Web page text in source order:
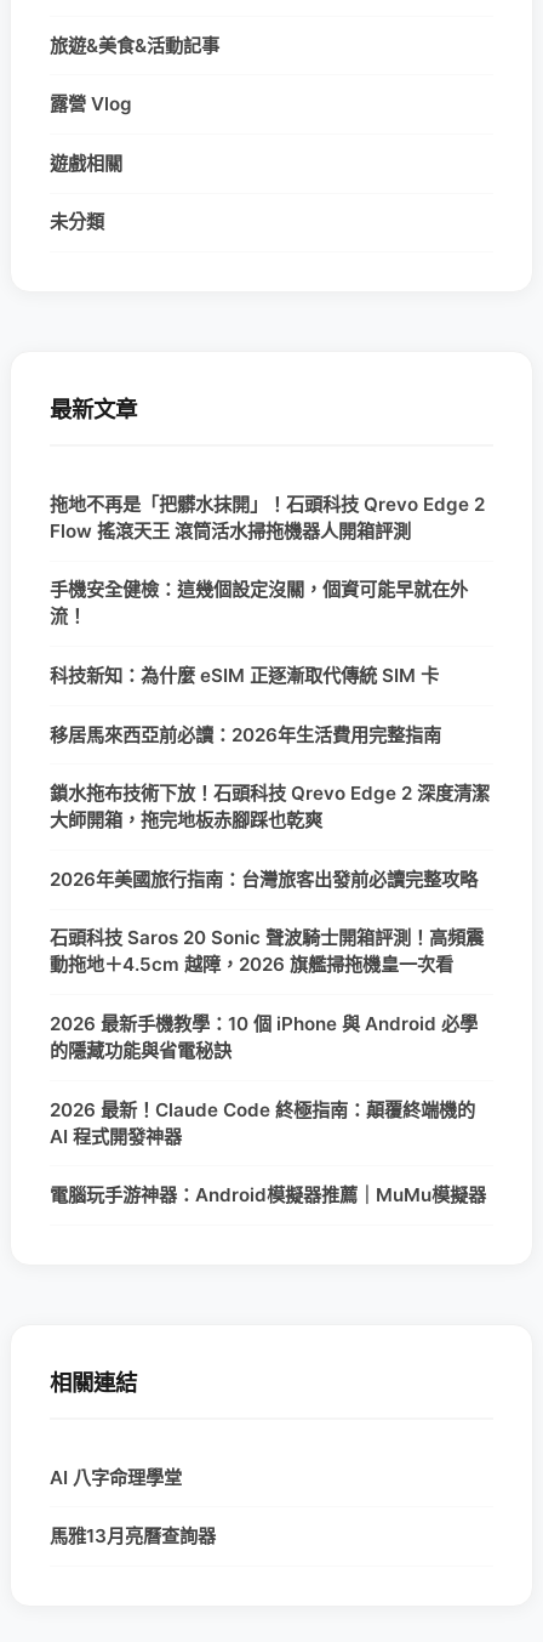
旅遊&美食&活動記事
露營 Vlog
遊戲相關
未分類
最新文章
拖地不再是「把髒水抹開」！石頭科技 Qrevo Edge 2
Flow 搖滾天王 滾筒活水掃拖機器人開箱評測
手機安全健檢：這幾個設定沒關，個資可能早就在外
流！
科技新知：為什麼 eSIM 正逐漸取代傳統 SIM 卡
移居馬來西亞前必讀：2026年生活費用完整指南
鎖水拖布技術下放！石頭科技 Qrevo Edge 2 深度清潔
大師開箱，拖完地板赤腳踩也乾爽
2026年美國旅行指南：台灣旅客出發前必讀完整攻略
石頭科技 Saros 20 Sonic 聲波騎士開箱評測！高頻震
動拖地＋4.5cm 越障，2026 旗艦掃拖機皇一次看
2026 最新手機教學：10 個 iPhone 與 Android 必學
的隱藏功能與省電秘訣
2026 最新！Claude Code 終極指南：顛覆終端機的
AI 程式開發神器
電腦玩手游神器：Android模擬器推薦｜MuMu模擬器
相關連結
AI 八字命理學堂
馬雅13月亮曆查詢器